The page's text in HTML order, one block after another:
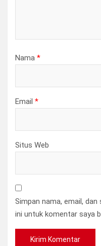
Nama *
Email *
Situs Web
Simpan nama, email,
ini untuk komentar saya